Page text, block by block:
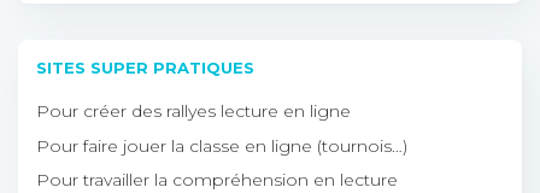
SITES SUPER PRATIQUES
Pour créer des rallyes lecture en ligne
Pour faire jouer la classe en ligne (tournois…)
Pour travailler la compréhension en lecture